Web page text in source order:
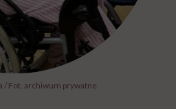
/ Fot. archiwum prywatne